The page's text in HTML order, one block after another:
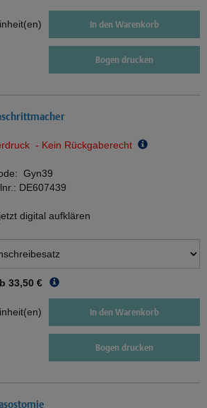
In den Warenkorb
Bogen drucken
- Kein Rückgaberecht
Gyn39
DE607439
jetzt digital aufklären
33,50 €
In den Warenkorb
Bogen drucken